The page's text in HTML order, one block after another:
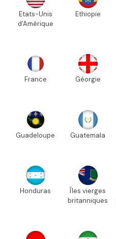
Etats-Unis
d'Amérique
Ethiopie
France Géorgie
Guadeloupe Guatemala
Honduras
Îles vierges
britanniques